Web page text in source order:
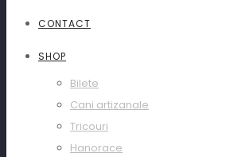
CONTACT
SHOP
Bilete
Cani artizanale
Tricouri
Hanorace